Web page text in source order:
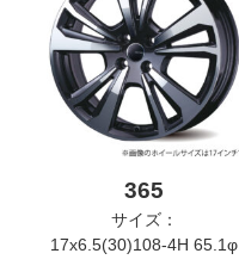
365
サイズ：
17x6.5(30)108-4H 65.1φ